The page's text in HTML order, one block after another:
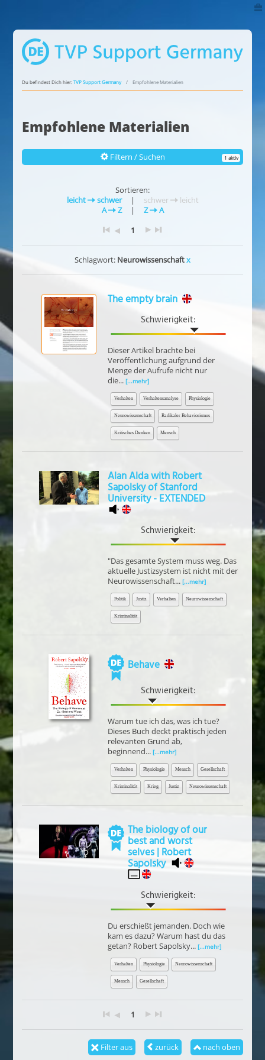
Du befindest Dich hier:TVP Support Germany Empfohlene Materialien
Empfohlene Materialien
Filtern / Suchen 1 aktiv
Sortieren:
leicht
schwer | schwer
leicht
A
Z | Z
A
1
Schlagwort: Neurowissenschaftx
The empty brain
Schwierigkeit:
Dieser Artikel brachte bei
Veröffentlichung aufgrund der
Menge der Aufrufe nicht nur
die... [...mehr]
Verhalten Verhaltensanalyse Physiologie
Neurowissenschaft Radikaler Behaviorismus
Kritisches Denken Mensch
Alan Alda with Robert
Sapolsky of Stanford
University - EXTENDED
Schwierigkeit:
"Das gesamte System muss weg. Das
aktuelle Justizsystem ist nicht mit der
Neurowissenschaft... [...mehr]
Politik Justiz Verhalten Neurowissenschaft
Kriminalität
Behave
Schwierigkeit:
Warum tue ich das, was ich tue?
Dieses Buch deckt praktisch jeden
relevanten Grund ab,
beginnend... [...mehr]
Verhalten Physiologie Mensch Gesellschaft
Kriminalität Krieg Justiz Neurowissenschaft
The biology of our
best and worst
selves | Robert
Sapolsky
Schwierigkeit:
Du erschießt jemanden. Doch wie
kam es dazu? Warum hast du das
getan? Robert Sapolsky... [...mehr]
Verhalten Physiologie Neurowissenschaft
Mensch Gesellschaft
1
nach oben
zurück
Filter aus